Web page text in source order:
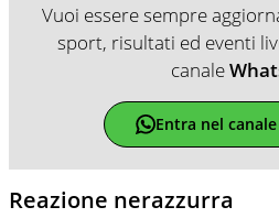
Vuoi essere sempre
sport, risultati ed eventi
canale
Entra nel
Reazione nerazzurra